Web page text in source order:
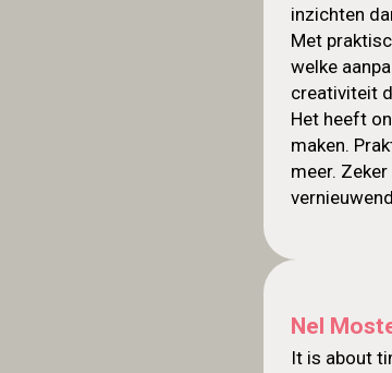
inzichten
Met
welke
creativiteit
Het heeft
maken.
meer.
Nel
It is about